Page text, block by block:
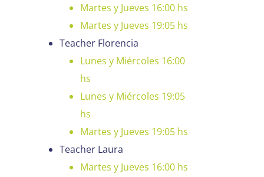
Martes y Jueves 16:00 hs
Martes y Jueves 19:05 hs
Teacher Florencia
Lunes y Miércoles 16:00
hs
Lunes y Miércoles 19:05
hs
Martes y Jueves 19:05 hs
Teacher Laura
Martes y Jueves 16:00 hs